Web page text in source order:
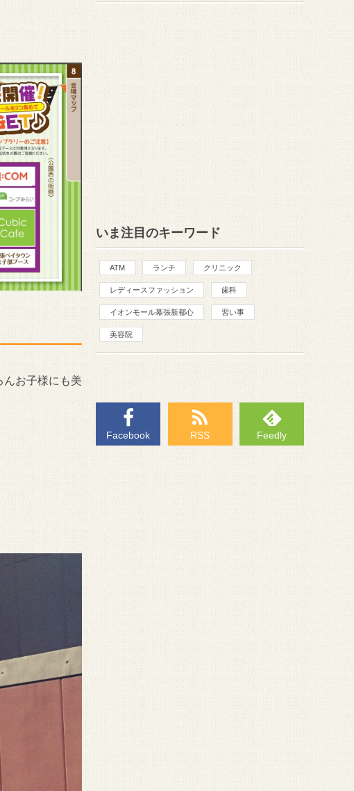
お子様にも美
いま注目のキーワード
ATM ランチ クリニック
レディースファッション 歯科
イオンモール幕張新都心 習い事
美容院
Facebook RSS Feedly